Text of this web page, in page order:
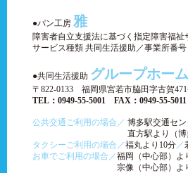
●パン工房 雅
障害者自立支援法に基づく指定障害福祉
サービス種類 共同生活援助／事業所番号
●共同生活援助 グループホー
〒822-0133 福岡県宮若市脇田字古賀
TEL：0949-55-5001 FAX：0949-55-5011
公共交通ご利用の場合／ 博多駅交通セ
直方駅より（
タクシーご利用の場合／福丸より10分／
お車でご利用の場合／福岡（中心部）よ
宗像（中心部）よ